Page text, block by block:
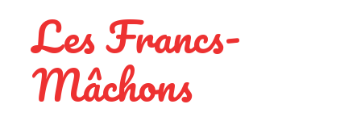
Les Francs-
Mâchons